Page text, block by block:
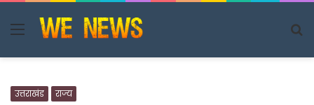
Menu
उत्तराखंड राज्य